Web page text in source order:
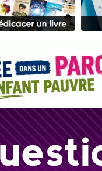
2 personnes viennent de
6 personnes viennent de
4 personnes viennent de
2 personnes viennent de
4 personnes viennent de
17 personnes viennent de
Il reste 49 places pour
Eva vient de donner son
4 personnes viennent de